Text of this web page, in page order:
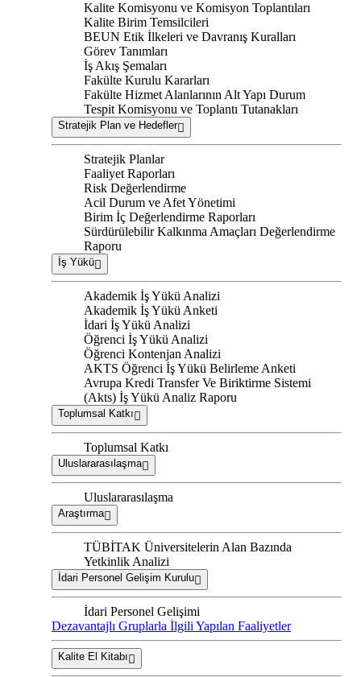
Kalite Komisyonu ve Komisyon Toplantıları
Kalite Birim Temsilcileri
BEUN Etik İlkeleri ve Davranış Kuralları
Görev Tanımları
İş Akış Şemaları
Fakülte Kurulu Kararları
Fakülte Hizmet Alanlarının Alt Yapı Durum
Tespit Komisyonu ve Toplantı Tutanakları
Stratejik Plan ve Hedefler
Stratejik Planlar
Faaliyet Raporları
Risk Değerlendirme
Acil Durum ve Afet Yönetimi
Birim İç Değerlendirme Raporları
Sürdürülebilir Kalkınma Amaçları Değerlendirme
Raporu
İş Yükü
Akademik İş Yükü Analizi
Akademik İş Yükü Anketi
İdari İş Yükü Analizi
Öğrenci İş Yükü Analizi
Öğrenci Kontenjan Analizi
AKTS Öğrenci İş Yükü Belirleme Anketi
Avrupa Kredi Transfer Ve Biriktirme Sistemi
(Akts) İş Yükü Analiz Raporu
Toplumsal Katkı
Toplumsal Katkı
Uluslararasılaşma
Uluslararasılaşma
Araştırma
TÜBİTAK Üniversitelerin Alan Bazında
Yetkinlik Analizi
İdari Personel Gelişim Kurulu
İdari Personel Gelişimi
Dezavantajlı Gruplarla İlgili Yapılan Faaliyetler
Kalite El Kitabı